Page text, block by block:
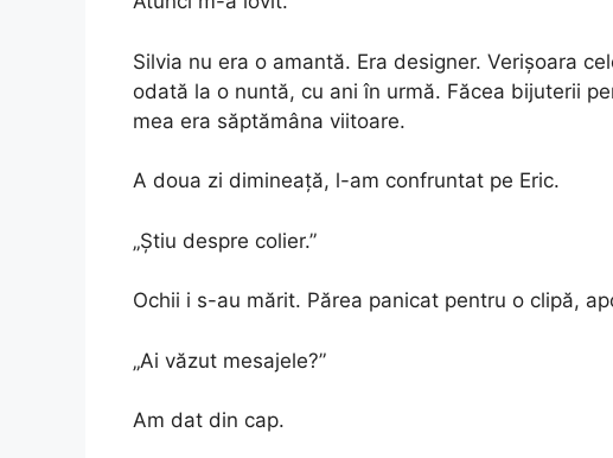
Silvia nu era o amantă. Era designer. Verișoara
odată la o nuntă, cu ani în urmă. Făcea bijuterii
mea era săptămâna viitoare.
A doua zi dimineață, l-am confruntat pe Eric.
„Știu despre colier.”
Ochii i s-au mărit. Părea panicat pentru o clipă,
„Ai văzut mesajele?”
Am dat din cap.